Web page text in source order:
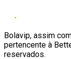
Bolavip, assim
pertencente à
reservados.